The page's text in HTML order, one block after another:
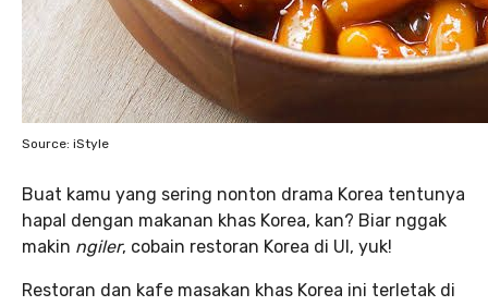
Source: iStyle
Buat kamu yang sering nonton drama Korea tentunya
hapal dengan makanan khas Korea, kan? Biar nggak
makin ngiler, cobain restoran Korea di UI, yuk!
Restoran dan kafe masakan khas Korea ini terletak di